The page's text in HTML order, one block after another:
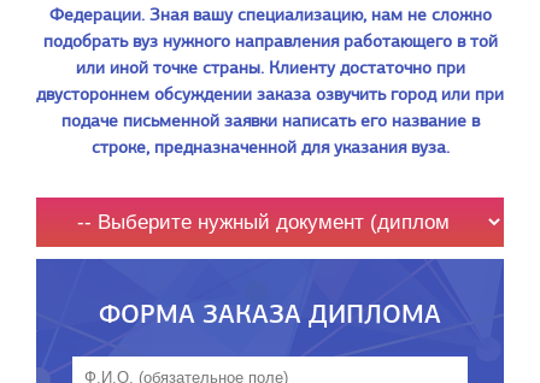
Федерации. Зная вашу специализацию, нам не сложно
подобрать вуз нужного направления работающего в той
или иной точке страны. Клиенту достаточно при
двустороннем обсуждении заказа озвучить город или при
подаче письменной заявки написать его название в
строке, предназначенной для указания вуза.
ФОРМА ЗАКАЗА ДИПЛОМА